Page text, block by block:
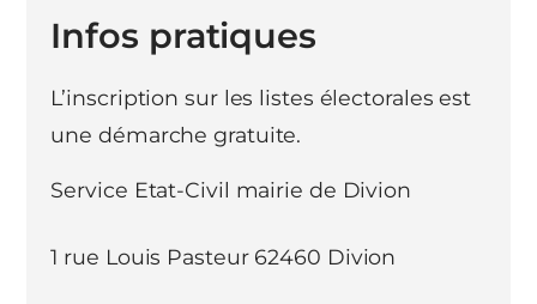
Infos pratiques
L’inscription sur les listes électorales est
une démarche gratuite.
Service Etat-Civil mairie de Divion
1 rue Louis Pasteur 62460 Divion